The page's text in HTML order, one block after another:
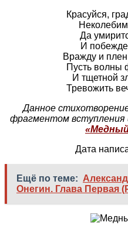
Красуйся,
Да
И
Вражду и
Пусть волны
И тщетной
Тревожить
Данное
фрагментом вступления
Дата
Ещё по теме:
Онегин. Глава Первая